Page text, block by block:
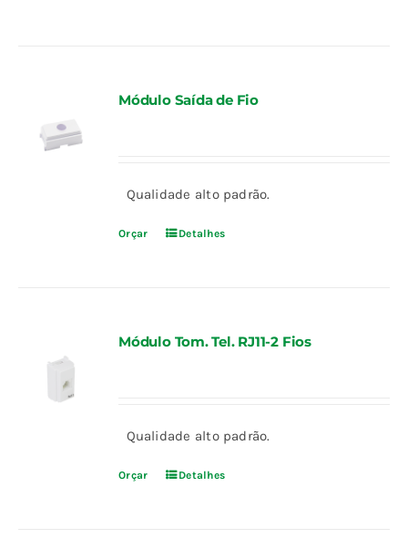
Módulo Saída de Fio
Qualidade alto padrão.
Orçar Detalhes
Módulo Tom. Tel. RJ11-2 Fios
Qualidade alto padrão.
Orçar Detalhes